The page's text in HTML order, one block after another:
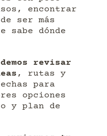
encontrar
ser más
sabe dónde
revisar
, rutas y
para
opciones
y plan de